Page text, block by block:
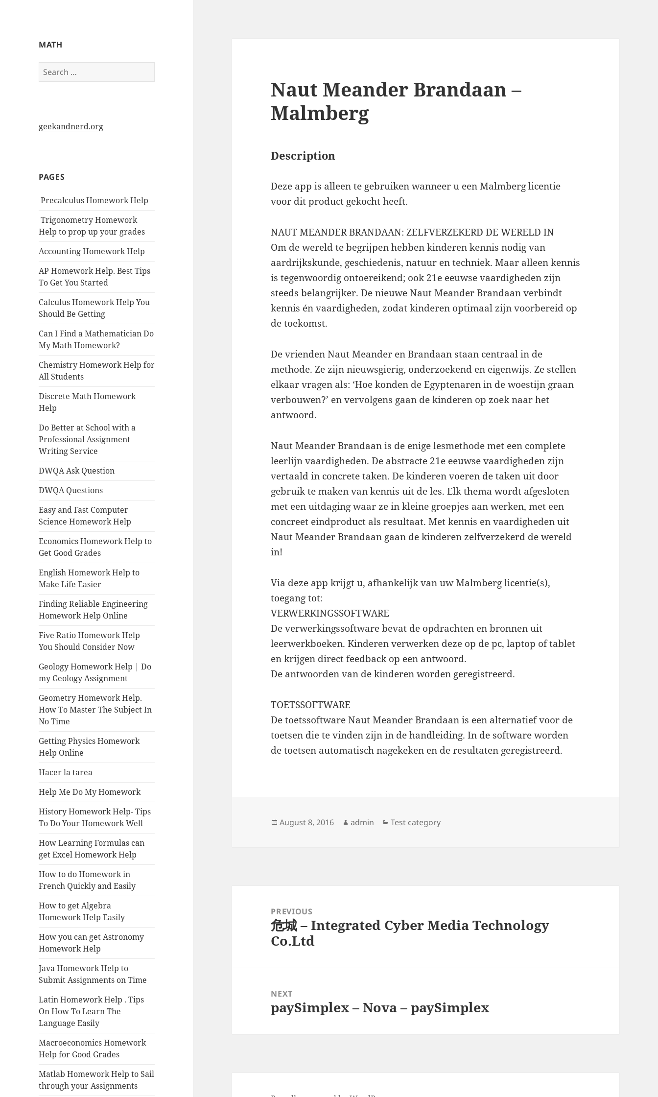
My-HW.org
MATH
Search
for:
geekandnerd.org
PAGES
Precalculus Homework Help
Trigonometry Homework
Help to prop up your grades
Accounting Homework Help
AP Homework Help. Best Tips
To Get You Started
Calculus Homework Help You
Should Be Getting
Can I Find a Mathematician Do
My Math Homework?
Chemistry Homework Help for
All Students
Discrete Math Homework
Help
Do Better at School with a
Professional Assignment
Writing Service
DWQA Ask Question
DWQA Questions
Easy and Fast Computer
Science Homework Help
Economics Homework Help to
Get Good Grades
English Homework Help to
Make Life Easier
Finding Reliable Engineering
Homework Help Online
Five Ratio Homework Help
You Should Consider Now
Geology Homework Help | Do
my Geology Assignment
Geometry Homework Help.
How To Master The Subject In
No Time
Getting Physics Homework
Help Online
Hacer la tarea
Help Me Do My Homework
History Homework Help- Tips
To Do Your Homework Well
How Learning Formulas can
get Excel Homework Help
How to do Homework in
French Quickly and Easily
How to get Algebra
Homework Help Easily
How you can get Astronomy
Homework Help
Java Homework Help to
Submit Assignments on Time
Latin Homework Help . Tips
On How To Learn The
Language Easily
Macroeconomics Homework
Help for Good Grades
Matlab Homework Help to Sail
through your Assignments
Naut Meander Brandaan –
Malmberg
Description
Deze app is alleen te gebruiken wanneer u een Malmberg licentie
voor dit product gekocht heeft.
NAUT MEANDER BRANDAAN: ZELFVERZEKERD DE WERELD IN
Om de wereld te begrijpen hebben kinderen kennis nodig van
aardrijkskunde, geschiedenis, natuur en techniek. Maar alleen kennis
is tegenwoordig ontoereikend; ook 21e eeuwse vaardigheden zijn
steeds belangrijker. De nieuwe Naut Meander Brandaan verbindt
kennis én vaardigheden, zodat kinderen optimaal zijn voorbereid op
de toekomst.
De vrienden Naut Meander en Brandaan staan centraal in de
methode. Ze zijn nieuwsgierig, onderzoekend en eigenwijs. Ze stellen
elkaar vragen als: ‘Hoe konden de Egyptenaren in de woestijn graan
verbouwen?’ en vervolgens gaan de kinderen op zoek naar het
antwoord.
Naut Meander Brandaan is de enige lesmethode met een complete
leerlijn vaardigheden. De abstracte 21e eeuwse vaardigheden zijn
vertaald in concrete taken. De kinderen voeren de taken uit door
gebruik te maken van kennis uit de les. Elk thema wordt afgesloten
met een uitdaging waar ze in kleine groepjes aan werken, met een
concreet eindproduct als resultaat. Met kennis en vaardigheden uit
Naut Meander Brandaan gaan de kinderen zelfverzekerd de wereld
in!
Via deze app krijgt u, afhankelijk van uw Malmberg licentie(s),
toegang tot:
VERWERKINGSSOFTWARE
De verwerkingssoftware bevat de opdrachten en bronnen uit
leerwerkboeken. Kinderen verwerken deze op de pc, laptop of tablet
en krijgen direct feedback op een antwoord.
De antwoorden van de kinderen worden geregistreerd.
TOETSSOFTWARE
De toetssoftware Naut Meander Brandaan is een alternatief voor de
toetsen die te vinden zijn in de handleiding. In de software worden
de toetsen automatisch nagekeken en de resultaten geregistreerd.
Posted
August 8, 2016 Author
admin Categories
Test category
navigationPREVIOUS
Previous
post:
危城 – Integrated Cyber Media Technology
Co.Ltd
NEXT
Next
paySimplex – Nova – paySimplex